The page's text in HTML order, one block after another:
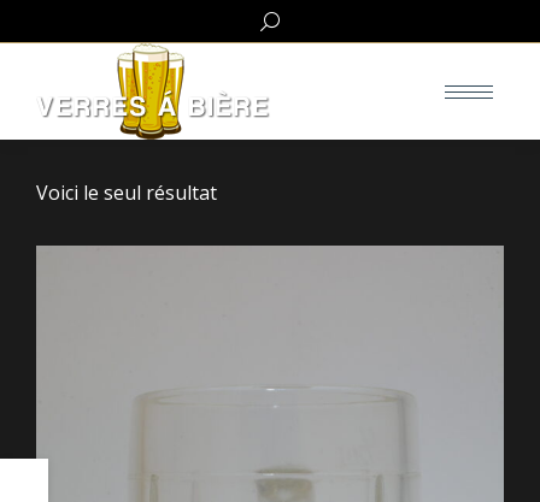
Search:
Voici le seul résultat